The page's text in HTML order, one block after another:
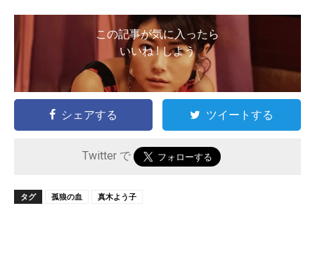
この記事が気に入ったら
いいね ! しよう
シェアする ツイートする
Twitter で
タグ 孤狼の血 真木よう子